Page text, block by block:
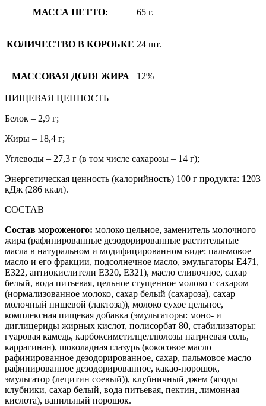
МАССА НЕТТО: 65 г.
КОЛИЧЕСТВО В КОРОБКЕ 24 шт.
МАССОВАЯ ДОЛЯ ЖИРА 12%
ПИЩЕВАЯ ЦЕННОСТЬ
Белок – 2,9 г;
Жиры – 18,4 г;
Углеводы – 27,3 г (в том числе сахарозы – 14 г);
Энергетическая ценность (калорийность) 100 г продукта: 1203
кДж (286 ккал).
СОСТАВ
Состав мороженого: молоко цельное, заменитель молочного
жира (рафинированные дезодорированные растительные
масла в натуральном и модифицированном виде: пальмовое
масло и его фракции, подсолнечное масло, эмульгаторы Е471,
Е322, антиокислители Е320, Е321), масло сливочное, сахар
белый, вода питьевая, цельное сгущенное молоко с сахаром
(нормализованное молоко, сахар белый (сахароза), сахар
молочный пищевой (лактоза)), молоко сухое цельное,
комплексная пищевая добавка (эмульгаторы: моно- и
диглицериды жирных кислот, полисорбат 80, стабилизаторы:
гуаровая камедь, карбоксиметилцеллюлозы натриевая соль,
каррагинан), шоколадная глазурь (кокосовое масло
рафинированное дезодорированное, сахар, пальмовое масло
рафинированное дезодорированное, какао-порошок,
эмульгатор (лецитин соевый)), клубничный джем (ягоды
клубники, сахар белый, вода питьевая, пектин, лимонная
кислота), ванильный порошок.